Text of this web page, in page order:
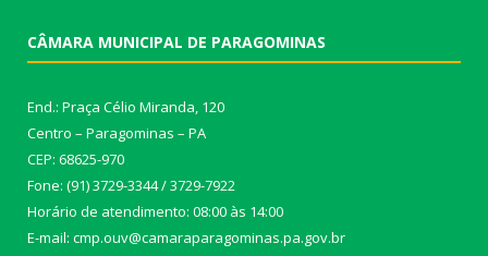
CÂMARA MUNICIPAL DE PARAGOMINAS
End.: Praça Célio Miranda, 120
Centro – Paragominas – PA
CEP: 68625-970
Fone: (91) 3729-3344 / 3729-7922
Horário de atendimento: 08:00 às 14:00
E-mail: cmp.ouv@camaraparagominas.pa.gov.br